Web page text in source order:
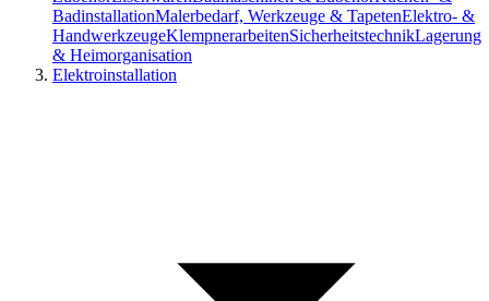
BadinstallationMalerbedarf, Werkzeuge & TapetenElektro- &
HandwerkzeugeKlempnerarbeitenSicherheitstechnikLagerung
& Heimorganisation
Elektroinstallation